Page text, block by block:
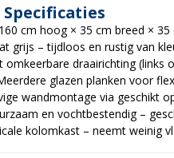
cm hoog × 35 cm breed × 35
grijs – tijdloos en rustig van
omkeerbare draairichting (links
glazen planken voor
wandmontage via geschikt
en vochtbestendig –
kolomkast – neemt weinig